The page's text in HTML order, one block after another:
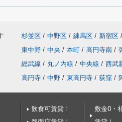
杉並区 / 中野区 / 練馬区 / 新宿区 /
東中野 / 中央 / 本町 / 高円寺南 /
総武線 / 丸ノ内線 / 中央線 / 西武
高円寺 / 中野 / 東高円寺 / 荻窪 /
飲食可賃貸！
敷金0・